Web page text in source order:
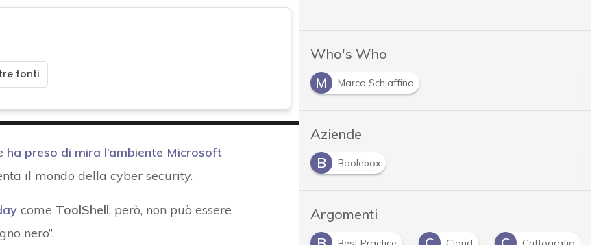
fonti
ha preso di mira l’ambiente Microsoft
il mondo della cyber security.
come ToolShell, però, non può essere
nero”.
Who's Who
M
Marco Schiaffino
Aziende
B
Boolebox
Argomenti